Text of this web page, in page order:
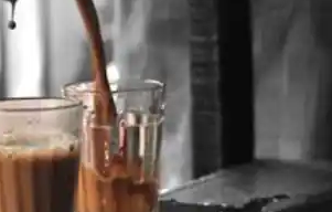
है। यहाँ न केवल आपको तरह-तरह
है। आज हम एक ऐसी ही महिला के